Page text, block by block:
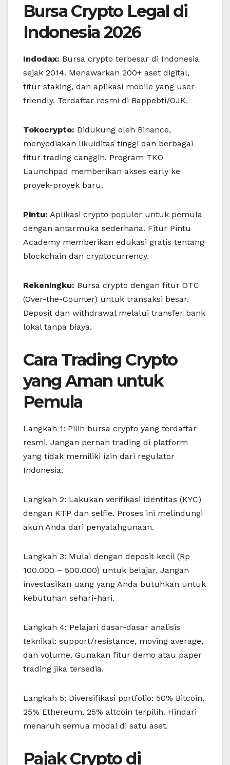
Bursa Crypto Legal di
Indonesia 2026
Indodax: Bursa crypto terbesar di Indonesia
sejak 2014. Menawarkan 200+ aset digital,
fitur staking, dan aplikasi mobile yang user-
friendly. Terdaftar resmi di Bappebti/OJK.
Tokocrypto: Didukung oleh Binance,
menyediakan likuiditas tinggi dan berbagai
fitur trading canggih. Program TKO
Launchpad memberikan akses early ke
proyek-proyek baru.
Pintu: Aplikasi crypto populer untuk pemula
dengan antarmuka sederhana. Fitur Pintu
Academy memberikan edukasi gratis tentang
blockchain dan cryptocurrency.
Rekeningku: Bursa crypto dengan fitur OTC
(Over-the-Counter) untuk transaksi besar.
Deposit dan withdrawal melalui transfer bank
lokal tanpa biaya.
Cara Trading Crypto
yang Aman untuk
Pemula
Langkah 1: Pilih bursa crypto yang terdaftar
resmi. Jangan pernah trading di platform
yang tidak memiliki izin dari regulator
Indonesia.
Langkah 2: Lakukan verifikasi identitas (KYC)
dengan KTP dan selfie. Proses ini melindungi
akun Anda dari penyalahgunaan.
Langkah 3: Mulai dengan deposit kecil (Rp
100.000 – 500.000) untuk belajar. Jangan
investasikan uang yang Anda butuhkan untuk
kebutuhan sehari-hari.
Langkah 4: Pelajari dasar-dasar analisis
teknikal: support/resistance, moving average,
dan volume. Gunakan fitur demo atau paper
trading jika tersedia.
Langkah 5: Diversifikasi portfolio: 50% Bitcoin,
25% Ethereum, 25% altcoin terpilih. Hindari
menaruh semua modal di satu aset.
Pajak Crypto di